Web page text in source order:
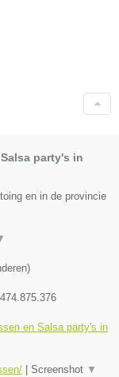
party's in
en in de provincie
)
en Salsa party's in
Screenshot ▼